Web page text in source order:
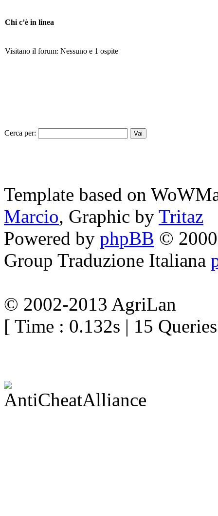
Chi c’è in linea
Visitano il forum: Nessuno e 1 ospite
Cerca per:
Template based on
Marcio, Graphic by Tritaz
Powered by phpBB ©
Group Traduzione Italiana
© 2002-2013 AgriLan
[ Time : 0.132s | 15